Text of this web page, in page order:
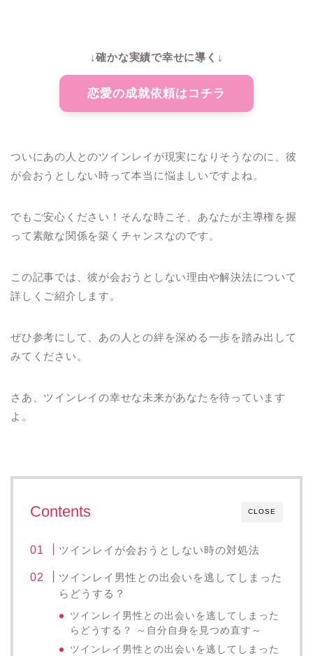
↓確かな実績で幸せに導く↓
恋愛の成就依頼はコチラ
ついにあの人とのツインレイが現実になりそうなのに、彼
が会おうとしない時って本当に悩ましいですよね。
でもご安心ください！そんな時こそ、あなたが主導権を握
って素敵な関係を築くチャンスなのです。
この記事では、彼が会おうとしない理由や解決法について
詳しくご紹介します。
ぜひ参考にして、あの人との絆を深める一歩を踏み出して
みてください。
さあ、ツインレイの幸せな未来があなたを待っています
よ。
CLOSE
Contents
ツインレイが会おうとしない時の対処法
ツインレイ男性との出会いを逃してしまった
らどうする？
ツインレイ男性との出会いを逃してしまった
らどうする？ ～自分自身を見つめ直す～
ツインレイ男性との出会いを逃してしまった